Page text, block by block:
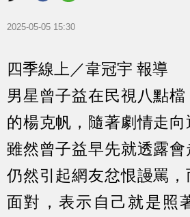
2025-05-05 15:30
四季線上／韋冠宇 報導
男星曾子益在民視八點檔
的楊克帆，隨著劇情走向
雖然曾子益早先就透露會
仍然引起網友忿恨謾罵
面對，表示自己就是照